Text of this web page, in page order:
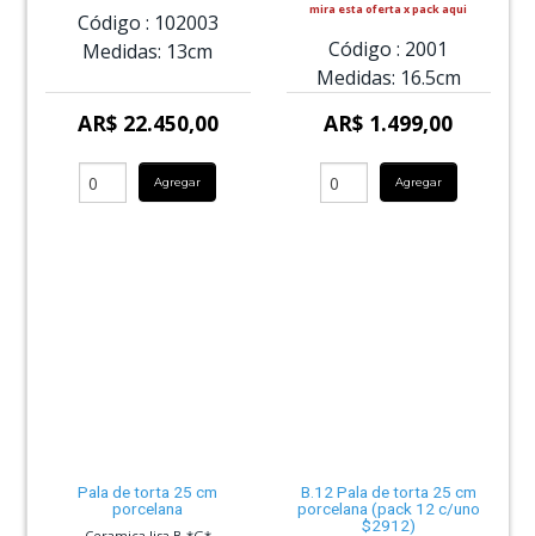
Código : 102003
Medidas: 13cm
AR$ 22.450,00
Agregar
mira esta oferta x pack aqui
Código : 2001
Medidas: 16.5cm
AR$ 1.499,00
Agregar
Pala de torta 25 cm
porcelana
B.12 Pala de torta 25 cm
porcelana (pack 12 c/uno
$2912)